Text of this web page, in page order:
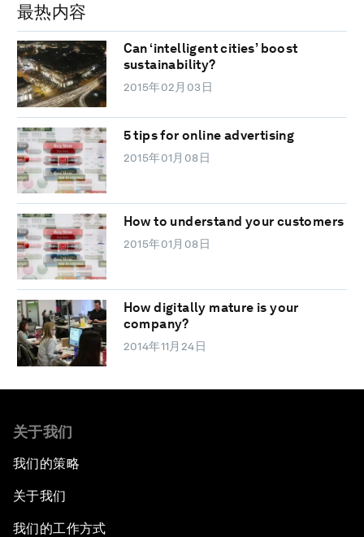
最热内容
Can ‘intelligent cities’ boost
sustainability?
2015年02月03日
5 tips for online advertising
2015年01月08日
How to understand your customers
2015年01月08日
How digitally mature is your
company?
2014年11月24日
关于我们
我们的策略
关于我们
我们的工作方式